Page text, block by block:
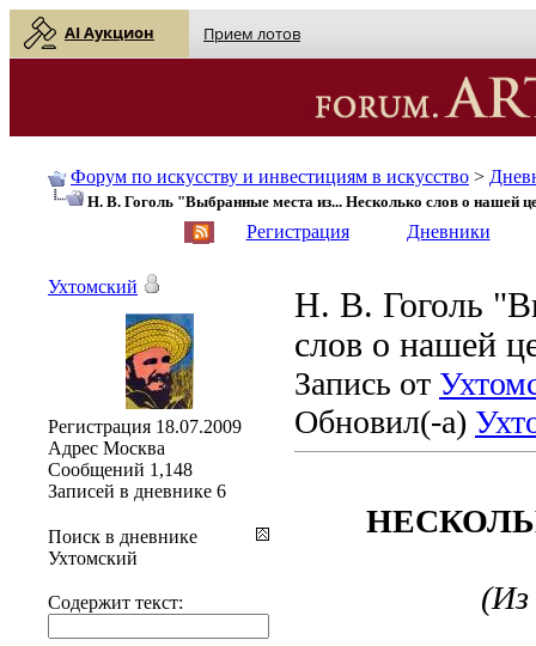
AI Аукцион Прием лотов
Форум по искусству и инвестициям в искусство >
Н. В. Гоголь "Выбранные места из... Несколько слов о нашей
Регистрация Дневники
Н. В. Гоголь
слов о нашей
Запись от
Обновил(-а)
(Из
Ухтомский
Регистрация 18.07.2009
Адрес Москва
Сообщений 1,148
Записей в дневнике 6
Поиск в дневнике
Ухтомский
Содержит текст: